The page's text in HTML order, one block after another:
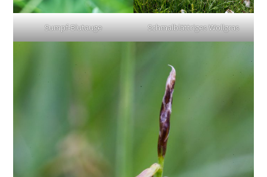
Sumpf-Blutauge Schmalblättriges Wollgras